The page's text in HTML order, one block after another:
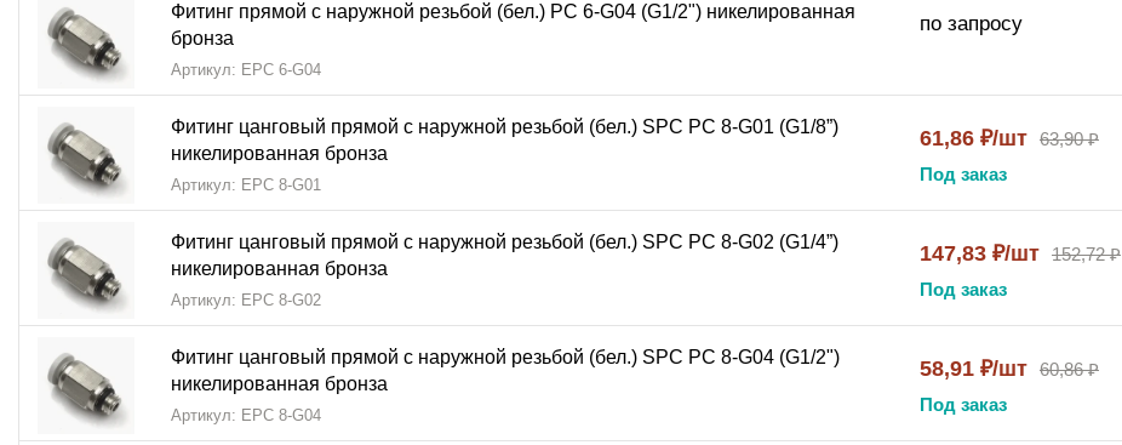
Фитинг прямой с наружной резьбой (бел.) PC 6-G04 (G1/2") никелированная
бронза
Артикул: EPC 6-G04
по запросу
Фитинг цанговый прямой с наружной резьбой (бел.) SPC PC 8-G01 (G1/8”)
никелированная бронза
Артикул: EPC 8-G01
61,86 ₽/шт 63,90 ₽
Под заказ
Фитинг цанговый прямой с наружной резьбой (бел.) SPC PC 8-G02 (G1/4”)
никелированная бронза
Артикул: EPC 8-G02
147,83 ₽/шт 152,72 ₽
Под заказ
Фитинг цанговый прямой с наружной резьбой (бел.) SPC PC 8-G04 (G1/2")
никелированная бронза
Артикул: EPC 8-G04
58,91 ₽/шт 60,86 ₽
Под заказ